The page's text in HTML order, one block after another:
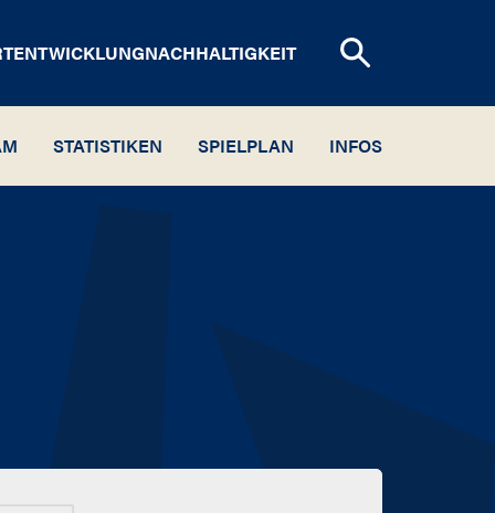
NACHHALTIGKEIT
STATISTIKEN SPIELPLAN INFOS